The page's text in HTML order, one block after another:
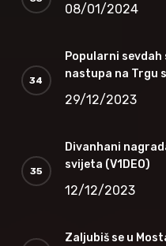
08/01/2024
Popularni
nastupa na Trgu
29/12/2023
Divanhani
svijeta (V1DEO)
12/12/2023
Zaljubiš se u